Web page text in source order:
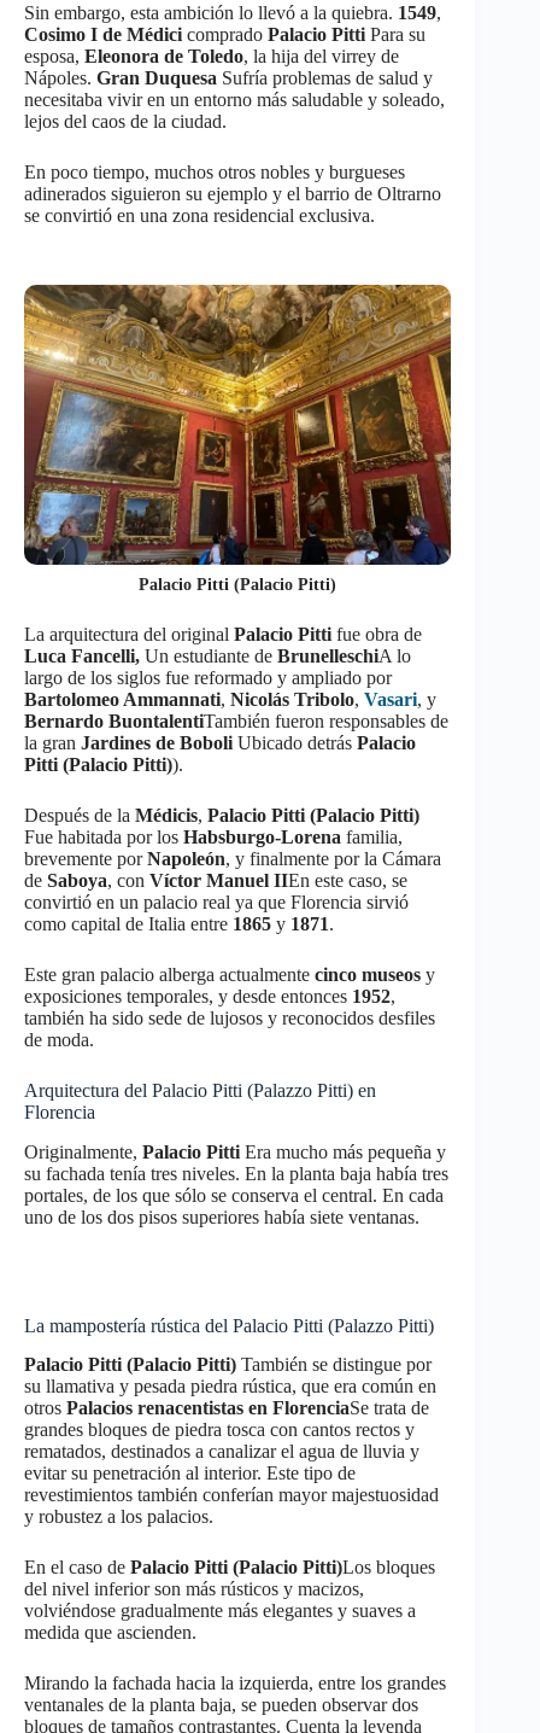
Sin embargo, esta ambición lo llevó a la quiebra. 1549,
Cosimo I de Médici comprado Palacio Pitti Para su
esposa, Eleonora de Toledo, la hija del virrey de
Nápoles. Gran Duquesa Sufría problemas de salud y
necesitaba vivir en un entorno más saludable y soleado,
lejos del caos de la ciudad.
En poco tiempo, muchos otros nobles y burgueses
adinerados siguieron su ejemplo y el barrio de Oltrarno
se convirtió en una zona residencial exclusiva.
Palacio Pitti (Palacio Pitti)
La arquitectura del original Palacio Pitti fue obra de
Luca Fancelli, Un estudiante de BrunelleschiA lo
largo de los siglos fue reformado y ampliado por
Bartolomeo Ammannati, Nicolás Tribolo, Vasari, y
Bernardo BuontalentiTambién fueron responsables de
la gran Jardines de Boboli Ubicado detrás Palacio
Pitti (Palacio Pitti)).
Después de la Médicis, Palacio Pitti (Palacio Pitti)
Fue habitada por los Habsburgo-Lorena familia,
brevemente porNapoleón, y finalmente por la Cámara
de Saboya, con Víctor Manuel IIEn este caso, se
convirtió en un palacio real ya que Florencia sirvió
como capital de Italia entre 1865 y 1871.
Este gran palacio alberga actualmente cinco museos y
exposiciones temporales, y desde entonces 1952,
también ha sido sede de lujosos y reconocidos desfiles
de moda.
Arquitectura del Palacio Pitti (Palazzo Pitti) en
Florencia
Originalmente, Palacio Pitti Era mucho más pequeña y
su fachada tenía tres niveles. En la planta baja había tres
portales, de los que sólo se conserva el central. En cada
uno de los dos pisos superiores había siete ventanas.
La mampostería rústica del Palacio Pitti (Palazzo Pitti)
Palacio Pitti (Palacio Pitti) También se distingue por
su llamativa y pesada piedra rústica, que era común en
otros Palacios renacentistas en FlorenciaSe trata de
grandes bloques de piedra tosca con cantos rectos y
rematados, destinados a canalizar el agua de lluvia y
evitar su penetración al interior. Este tipo de
revestimientos también conferían mayor majestuosidad
y robustez a los palacios.
En el caso de Palacio Pitti (Palacio Pitti)Los bloques
del nivel inferior son más rústicos y macizos,
volviéndose gradualmente más elegantes y suaves a
medida que ascienden.
Mirando la fachada hacia la izquierda, entre los grandes
ventanales de la planta baja, se pueden observar dos
bloques de tamaños contrastantes. Cuenta la leyenda